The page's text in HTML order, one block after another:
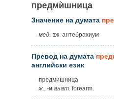
предмѝшница
Значение на думата
мед. вж. антебрахиум
Превод на думата
английски език
предмишница
ж. -и анат. forearm.